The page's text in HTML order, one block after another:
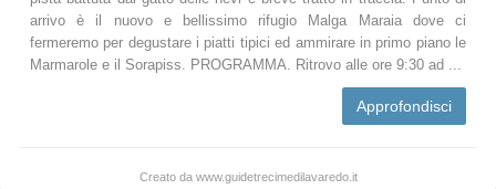
arrivo è il nuovo e bellissimo rifugio Malga Maraia dove ci
fermeremo per degustare i piatti tipici ed ammirare in primo piano le
Marmarole e il Sorapiss. PROGRAMMA. Ritrovo alle ore 9:30 ad ...
Approfondisci
Creato da www.guidetrecimedilavaredo.it